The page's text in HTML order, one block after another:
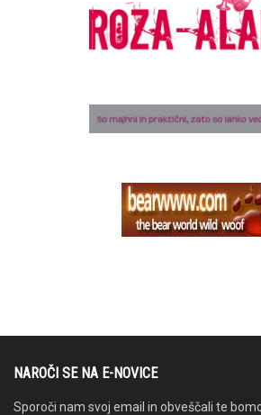
NAROČI SE NA E-NOVICE
Sporoči nam svoj email in obveščali te